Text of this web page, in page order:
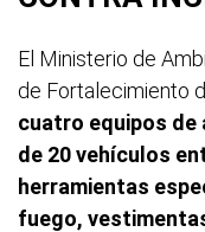
El Ministerio de
de Fortalecimiento
cuatro equipos de
de 20 vehículos
herramientas
fuego,